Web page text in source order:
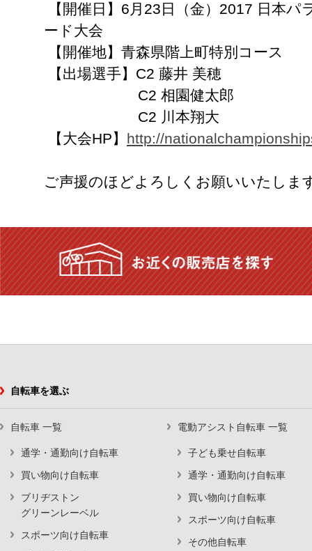
【開催日】6月23日（金）2017 日本
ード大会
【開催地】青森県階上町特別コース
【出場選手】C2 藤井 美穂
C2 相園健太郎
C2 川本翔大
【大会HP】 http://
ご声援のほどよろしくお願いいたしま
自転車を選ぶ
自転車 一覧
通学・通勤向け自転車
買い物向け自転車
ブリヂストン
グリーンレーベル
スポーツ向け自転車
電動アシスト自転車 一覧
子ども乗せ自転車
通学・通勤向け自転車
買い物向け自転車
スポーツ向け自転車
その他自転車